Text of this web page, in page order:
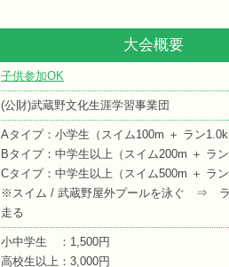
大会概要
子供参加OK
(公財)武蔵野文化生涯学習事業団
Aタイプ：小学生（スイム100m ＋ ラン
Bタイプ：中学生以上（スイム200m ＋ ラ
Cタイプ：中学生以上（スイム500m ＋ ラ
※スイム / 武蔵野屋外プールを泳ぐ ⇒ ラ
走る
小中学生 ：1,500円
高校生以上：3,000円